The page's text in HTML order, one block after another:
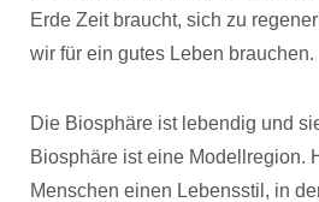
Erde Zeit braucht, sich zu
wir für ein gutes Leben brauchen.
Die Biosphäre ist lebendig und
Biosphäre ist eine Modellregion.
Menschen einen Lebensstil, in